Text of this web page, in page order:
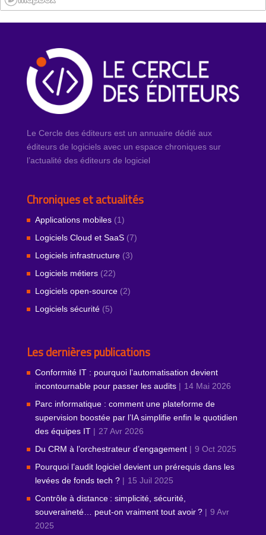
Le Cercle des éditeurs est un annuaire dédié aux
éditeurs de logiciels avec un espace chroniques sur
l’actualité des éditeurs de logiciel
Chroniques et actualités
Applications mobiles(1)
Logiciels Cloud et SaaS(7)
Logiciels infrastructure(3)
Logiciels métiers(22)
Logiciels open-source(2)
Logiciels sécurité(5)
Les dernières publications
Conformité IT : pourquoi l’automatisation devient
incontournable pour passer les audits
14 Mai 2026
Parc informatique : comment une plateforme de
supervision boostée par l’IA simplifie enfin le quotidien
des équipes IT
27 Avr 2026
Du CRM à l’orchestrateur d’engagement
9 Oct 2025
Pourquoi l’audit logiciel devient un prérequis dans les
levées de fonds tech ?
15 Juil 2025
Contrôle à distance : simplicité, sécurité,
souveraineté… peut‑on vraiment tout avoir ?
9 Avr
2025